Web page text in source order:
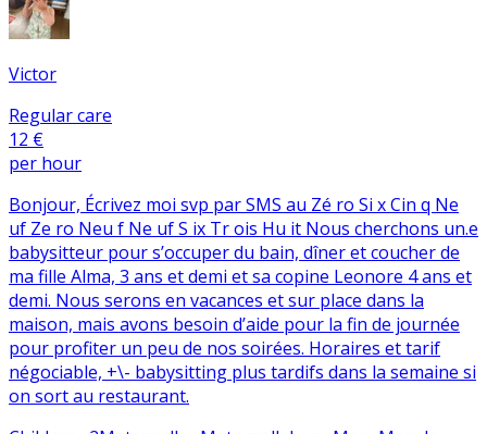
Victor
Regular care
12 €
per hour
Bonjour, Écrivez moi svp par SMS au Zé ro Si x Cin q Ne
uf Ze ro Neu f Ne uf S ix Tr ois Hu it Nous cherchons un.e
babysitteur pour s’occuper du bain, dîner et coucher de
ma fille Alma, 3 ans et demi et sa copine Leonore 4 ans et
demi. Nous serons en vacances et sur place dans la
maison, mais avons besoin d’aide pour la fin de journée
pour profiter un peu de nos soirées. Horaires et tarif
négociable, +\- babysitting plus tardifs dans la semaine si
on sort au restaurant.